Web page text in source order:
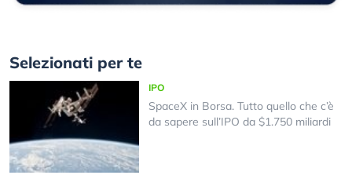
Selezionati per te
IPO
SpaceX in Borsa. Tutto quello che c’è
da sapere sull’IPO da $1.750 miliardi